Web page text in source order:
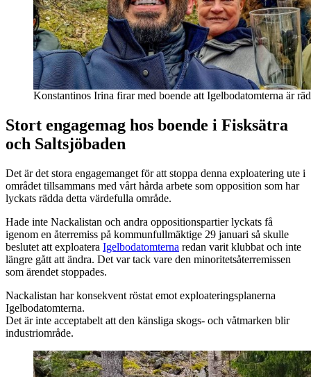
Konstantinos Irina firar med boende att Igelbodatomterna är
Stort engagemag hos boende i Fisksätra
och Saltsjöbaden
Det är det stora engagemanget för att stoppa denna exploatering ute i
området tillsammans med vårt hårda arbete som opposition som har
lyckats rädda detta värdefulla område.
Hade inte Nackalistan och andra oppositionspartier lyckats få
igenom en återremiss på kommunfullmäktige 29 januari så skulle
beslutet att exploatera Igelbodatomterna redan varit klubbat och inte
längre gått att ändra. Det var tack vare den minoritetsåterremissen
som ärendet stoppades.
Nackalistan har konsekvent röstat emot exploateringsplanerna
Igelbodatomterna.
Det är inte acceptabelt att den känsliga skogs- och våtmarken blir
industriområde.